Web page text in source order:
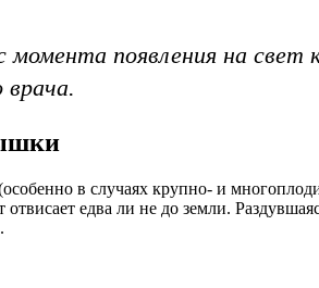
появления на
врача.
в случаях крупно- и
едва ли не до земли.